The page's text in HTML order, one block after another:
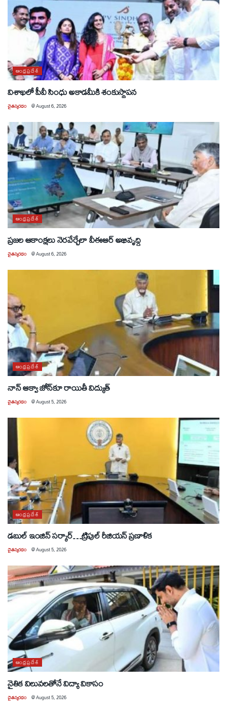
ఆంధ్రప్రదేశ్
విశాఖలో పీవీ సింధు అకాడమీకి శంకుస్థాపన
చైతన్యరధం @August 6, 2026
ఆంధ్రప్రదేశ్
ప్రజల ఆకాంక్షలు నెరవేర్చేలా వీఈఆర్ అభివృద్ధి
చైతన్యరధం @August 6, 2026
ఆంధ్రప్రదేశ్
నాన్ ఆక్వా జోన్‌కూ రాయితీ విద్యుత్
చైతన్యరధం @August 5, 2026
ఆంధ్రప్రదేశ్
డబుల్ ఇంజిన్ సర్కార్…ట్రిపుల్ రీజియన్ ప్రణాళిక
చైతన్యరధం @August 5, 2026
ఆంధ్రప్రదేశ్
నైతిక విలువలతోనే విద్యా వికాసం
చైతన్యరధం @August 5, 2026